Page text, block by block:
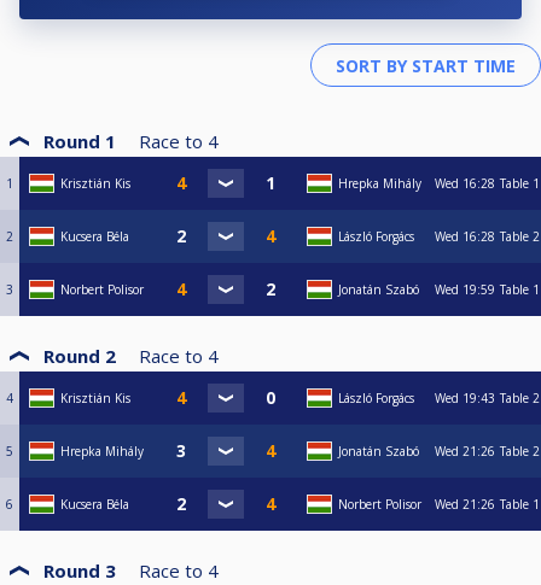
Időkérés vigaszágon nincs, győztes ág során mindkét játékosnak egyszer
5 perc áll rendelkezésére, amit két rack között lehet kikérni de csak
Az asztalhoz szólítástól számítva 5 perc áll a játékos számára, hogy játékra
eredményez, valamint további 5 percenként egy-egy újabb rack elvesztését
maga után.
verseny
színvonalára, úgy a verseny szervezői élhetnek a mérkőzéstől való
A helyszínen étkezés biztosított. Ha nem üzemel a konyha akkor lehet
Round 1 Race to 4
1 Krisztián Kis Hrepka Mihály Wed 16:28 Table 1
2 Kucsera Béla László Forgács Wed 16:28 Table 2
3 Norbert Polisor Jonatán Szabó Wed 19:59 Table 1
Round 2 Race to 4
4 Krisztián Kis László Forgács Wed 19:43 Table 2
5 Hrepka Mihály Jonatán Szabó Wed 21:26 Table 2
6 Kucsera Béla Norbert Polisor Wed 21:26 Table 1
Round 3 Race to 4